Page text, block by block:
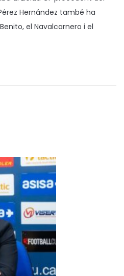
Hernández també ha
el Navalcarnero i el